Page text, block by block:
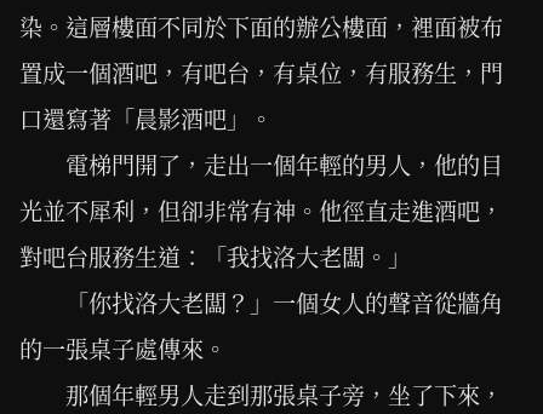
染。這層樓面不同於下面的辦公樓面，裡面被布
置成一個酒吧，有吧台，有桌位，有服務生，門
口還寫著「晨影酒吧」。
電梯門開了，走出一個年輕的男人，他的目
光並不犀利，但卻非常有神。他徑直走進酒吧，
對吧台服務生道：「我找洛大老闆。」
「你找洛大老闆？」一個女人的聲音從牆角
的一張桌子處傳來。
那個年輕男人走到那張桌子旁，坐了下來，